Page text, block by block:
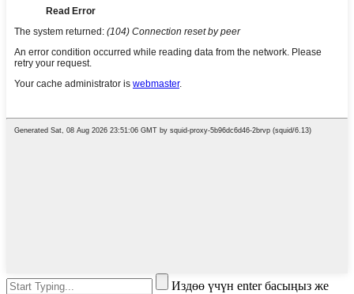
Издөө үчүн enter басыңыз же